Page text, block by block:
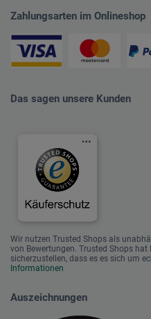
Zahlungsarten im Onlineshop
Das sagen unsere Kunden
Wir nutzen Trusted Shops als
von Bewertungen. Trusted Shops
sicherzustellen, dass es es sich um
Informationen
Auszeichnungen